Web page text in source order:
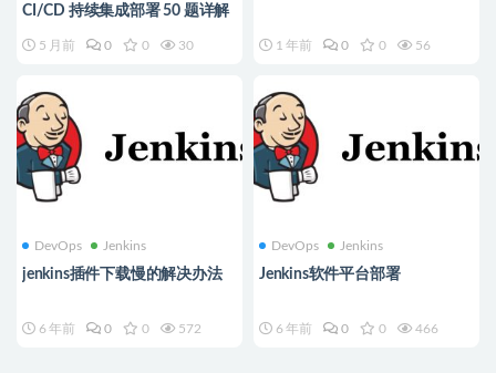
CI/CD 持续集成部署 50 题详解
5 月前 0 0 30 1 年前 0 0 56
DevOps Jenkins
jenkins插件下载慢的解决办法
6 年前 0 0 572
DevOps Jenkins
Jenkins软件平台部署
6 年前 0 0 466